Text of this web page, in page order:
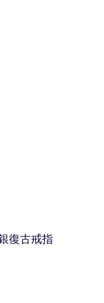
復古戒指